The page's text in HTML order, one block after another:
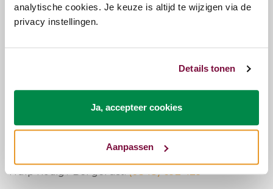
analytische cookies. Je keuze is altijd te wijzigen via de
privacy instellingen.
Details tonen
Ja, accepteer cookies
Aanpassen
veringsmodules
✔Handgemaakt in België
✔Ademend en duurzaamvoor een lange
slaapcomfort
rust en een gezonde nachtrust. Ontdek zelf het
verschil en ervaar hoe fijn slapen écht kan zijn!
Hulp nodig? Bel gerust!(0348) 692 429